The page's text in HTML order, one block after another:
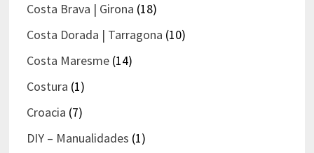
Costa Brava | Girona (18)
Costa Dorada | Tarragona (10)
Costa Maresme(14)
Costura (1)
Croacia (7)
DIY – Manualidades (1)